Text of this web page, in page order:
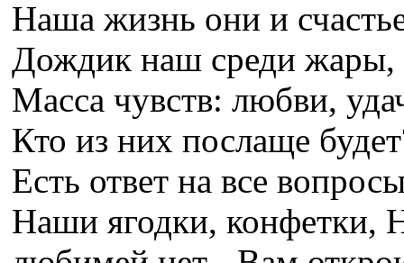
Наша жизнь они и
Дождик наш среди
Масса чувств: любви,
Кто из них послаще
Есть ответ на все
Наши ягодки, конфетки,